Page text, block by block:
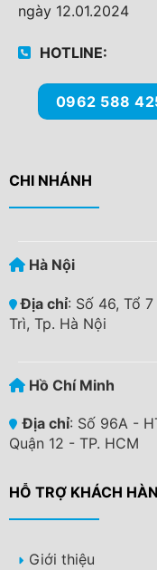
ngày 12.01.2024
HOTLINE:
0962 588
CHI NHÁNH
Hà Nội
Địa chỉ: Số 46, Tổ
Trì, Tp. Hà Nội
Hồ Chí Minh
Địa chỉ: Số 96A -
Quận 12 - TP. HCM
HỖ TRỢ KHÁCH
Giới thiệu